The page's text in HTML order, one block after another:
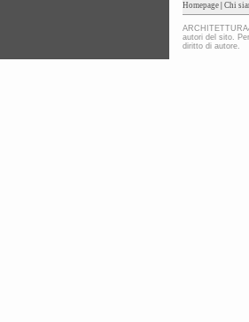
Homepage Chi
autori del sito.
diritto di autore.